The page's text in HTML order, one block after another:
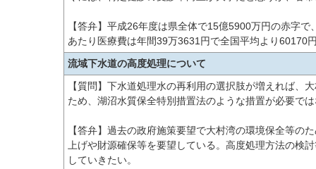
【答弁】平成26年度は県全体で15億5900万円の赤字
あたり医療費は年間39万3631円で全国平均より60170
流域下水道の高度処理について
【質問】下水道処理水の再利用の選択肢が増えれば、
ため、湖沼水質保全特別措置法のような措置が必要で
【答弁】過去の政府施策要望で大村湾の環境保全等の
上げや財源確保等を要望している。高度処理方法の検
していきたい。